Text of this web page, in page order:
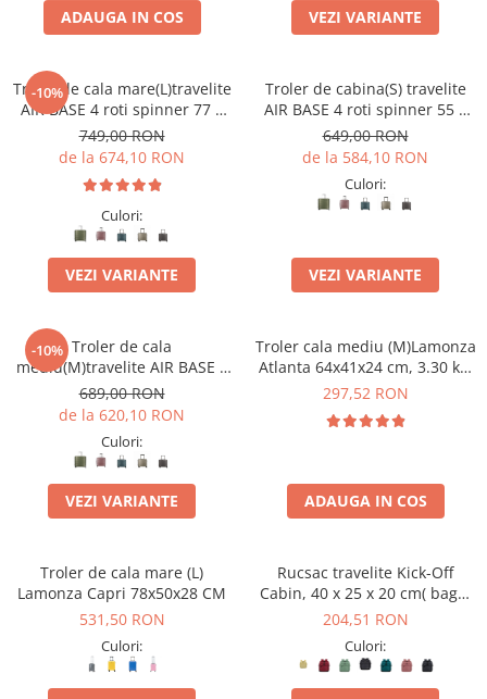
ADAUGA IN COS VEZI VARIANTE
-10%
Troler de cala mare(L)travelite
AIR BASE 4 roti spinner 77 x
51 x 30 cm - L
749,00 RON
de la 674,10 RON
Culori:
VEZI VARIANTE
Troler de cabina(S) travelite
AIR BASE 4 roti spinner 55 x
39 x 20 cm - S
649,00 RON
de la 584,10 RON
Culori:
VEZI VARIANTE
-10% Troler de cala
mediu(M)travelite AIR BASE 4
roti DUBLE 67 CM
689,00 RON
de la 620,10 RON
Culori:
VEZI VARIANTE
Troler cala mediu (M)Lamonza
Atlanta 64x41x24 cm, 3.30 kg,
extensibil 30%, albastru
297,52 RON
ADAUGA IN COS
Troler de cala mare (L)
Lamonza Capri 78x50x28 CM
531,50 RON
Culori:
Rucsac travelite Kick-Off
Cabin, 40 x 25 x 20 cm( bagaj
permis gratuit la companii
204,51 RON
Culori: